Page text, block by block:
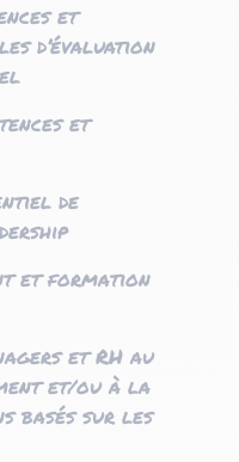
et
d’évaluation
et
de
et formation
et RH au
et/ou à la
basés sur les